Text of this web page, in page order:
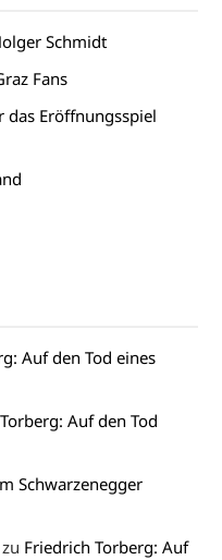
Schmidt
Fans
das Eröffnungsspiel
Auf den Tod eines
Auf den Tod
Schwarzenegger
zu Friedrich Torberg: Auf